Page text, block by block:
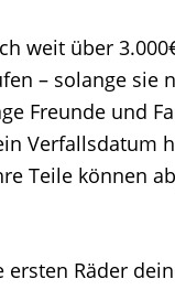
weit über
– solange sie
Freunde und
Verfallsdatum
Teile können
ersten Räder